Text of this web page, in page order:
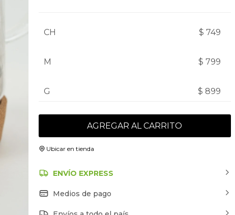
CH $ 749
M $ 799
G $ 899
AGREGAR AL CARRITO
Ubicar en tienda
ENVÍO EXPRESS
Medios de pago